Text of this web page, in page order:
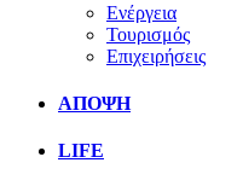
Ενέργεια
Τουρισμός
Επιχειρήσεις
ΑΠΟΨΗ
LIFE